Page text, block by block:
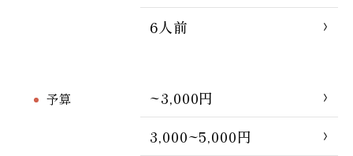
6人前
予算
~3,000円
3,000~5,000円